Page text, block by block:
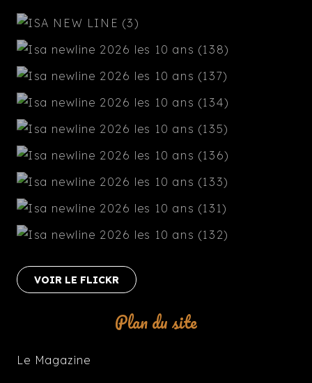
VOIR LE FLICKR
Plan du site
Le Magazine